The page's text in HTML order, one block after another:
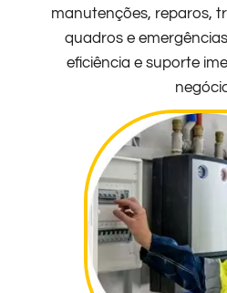
manutenções, reparos,
quadros e
eficiência e suporte